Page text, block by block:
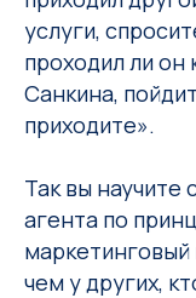
услуги,
проходил ли он
Санкина,
приходите».
Так вы научите
агента по
маркетинговый
чем у других,